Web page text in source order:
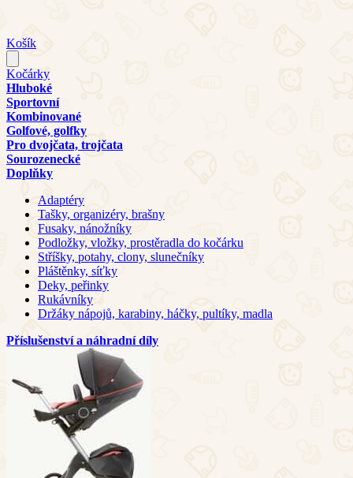
Košík
Kočárky
Hluboké
Sportovní
Kombinované
Golfové, golfky
Pro dvojčata, trojčata
Sourozenecké
Doplňky
Adaptéry
Tašky, organizéry, brašny
Fusaky, nánožníky
Podložky, vložky, prostěradla do kočárku
Stříšky, potahy, clony, slunečníky
Pláštěnky, síťky
Deky, peřinky
Rukávníky
Držáky nápojů, karabiny, háčky, pultíky, madla
Příslušenství a náhradní díly